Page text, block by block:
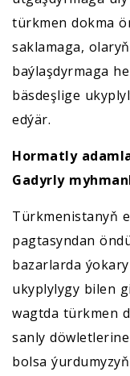
türkmen dokma
saklamaga,
baýlaşdyrmaga
bäsdeşlige
edýär.
Hormatly
Gadyrly
Türkmenistanyň
pagtasyndan
bazarlarda
ukyplylygy bilen
wagtda türkmen
sanly
bolsa